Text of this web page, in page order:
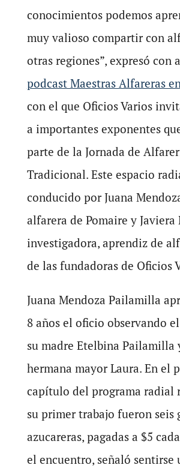
conocimientos podemos
muy valioso compartir con
otras regiones”, expresó con
podcast Maestras Alfareras
con el que Oficios Varios
a importantes exponentes
parte de la Jornada de
Tradicional. Este espacio
conducido por Juana
alfarera de Pomaire y Javiera
investigadora, aprendiz de
de las fundadoras de Oficios
Juana Mendoza Pailamilla
8 años el oficio observando
su madre Etelbina Pailamilla
hermana mayor Laura. En el
capítulo del programa radial
su primer trabajo fueron seis
azucareras, pagadas a $5
el encuentro, señaló sentirse